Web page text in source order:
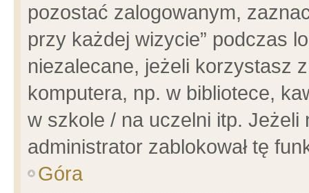
pozostać zalogowanym,
przy każdej wizycie” podczas
niezalecane, jeżeli korzystasz
komputera, np. w bibliotece,
w szkole / na uczelni itp.
administrator zablokował tę
Góra